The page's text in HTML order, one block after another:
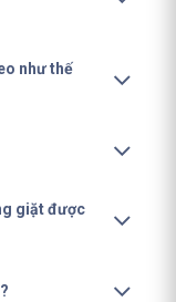
như thế
giặt được